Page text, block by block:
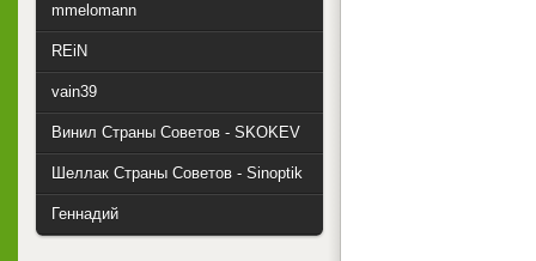
mmelomann
REiN
vain39
Винил Страны Советов - SKOKEV
Шеллак Страны Советов - Sinoptik
Геннадий